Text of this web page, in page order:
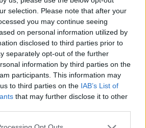
selection. Please note that after your
you may continue seeing
on personal information utilized by
disclosed to third parties prior to
separately opt-out of the further
information by third parties on the
participants. This information may
to third parties on the IAB’s List of
that may further disclose it to other
app uses one or more Google
encantadores en los que
naturaleza salvaje de
las encantadoras dunas y
Nacional Indiana Dunes, y las
y los lagos resplandecientes
bien. Vale la pena echarle